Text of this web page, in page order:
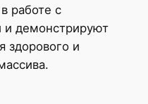
работе с
и демонстрируют
здорового и